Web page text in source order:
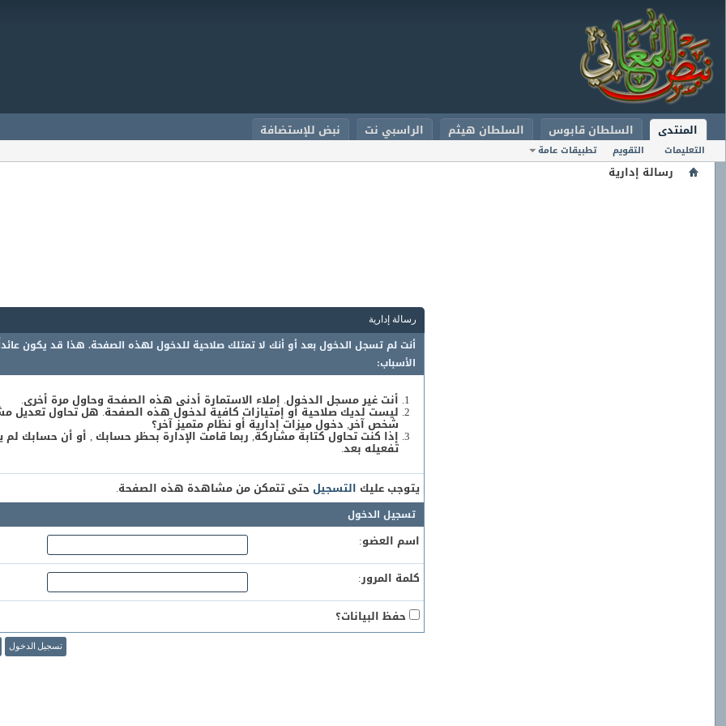
المنتدى
التعليمات التقويم تطبيقات عامة
السلطان قابوس السلطان هيثم الراسبي نت نبض للإستضافة
رسالة إدارية
رسالة إدارية
أنت لم تسجل الدخول بعد أو أنك لا تمتلك صلاحية للدخول لهذه الصفحة. هذا قد يكون
الأسباب:
أنت غير مسجل الدخول. إملاء الاستمارة أدنى هذه الصفحة وحاول مرة أخرى.
ليست لديك صلاحية أو إمتيازات كافية لدخول هذه الصفحة. هل تحاول تعديل
شخص آخر, دخول ميزات إدارية أو نظام متميز آخر؟
إذا كنت تحاول كتابة مشاركة, ربما قامت الإدارة بحظر حسابك , أو أن حسابك لم
تفعيله بعد.
يتوجب عليك التسجيلحتى تتمكن من مشاهدة هذه الصفحة.
تسجيل الدخول
اسم العضو:
كلمة المرور:
حفظ البيانات؟